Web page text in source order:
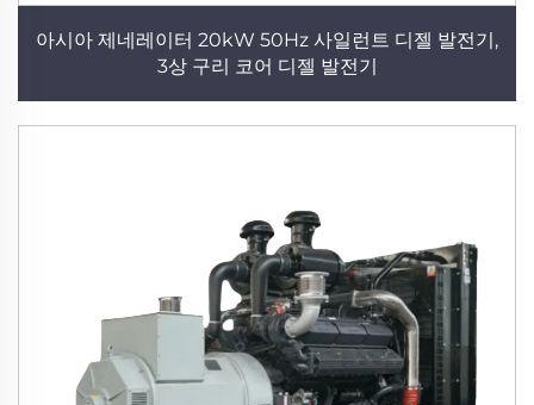
아시아 제네레이터 20kW 50Hz 사일런트 디젤 발전기,
3상 구리 코어 디젤 발전기